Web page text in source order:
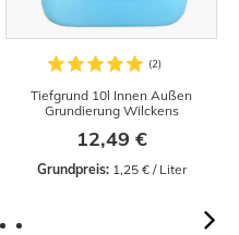
Tiefgrund 10l Innen Außen
Grundierung Wilckens
12,49 €
Grundpreis: 1,25 € / Liter